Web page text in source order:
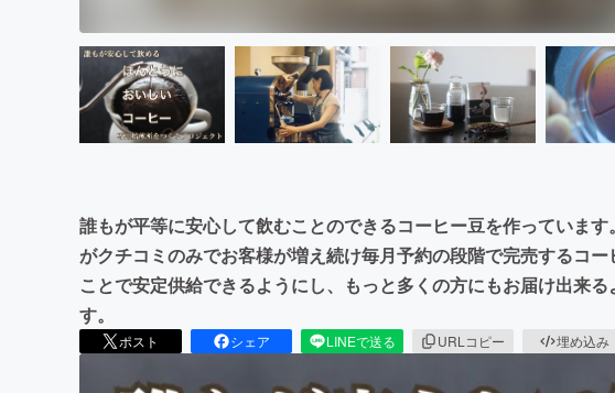
誰もが平等に安心して飲むことのできるコーヒー豆を作っていま
がクチコミのみでお客様が増え続け毎月予約の段階で完売するコ
ことで安定供給できるようにし、もっと多くの方にもお届け出来
す。
ポスト シェア LINEで送る URLコピー 埋め込み